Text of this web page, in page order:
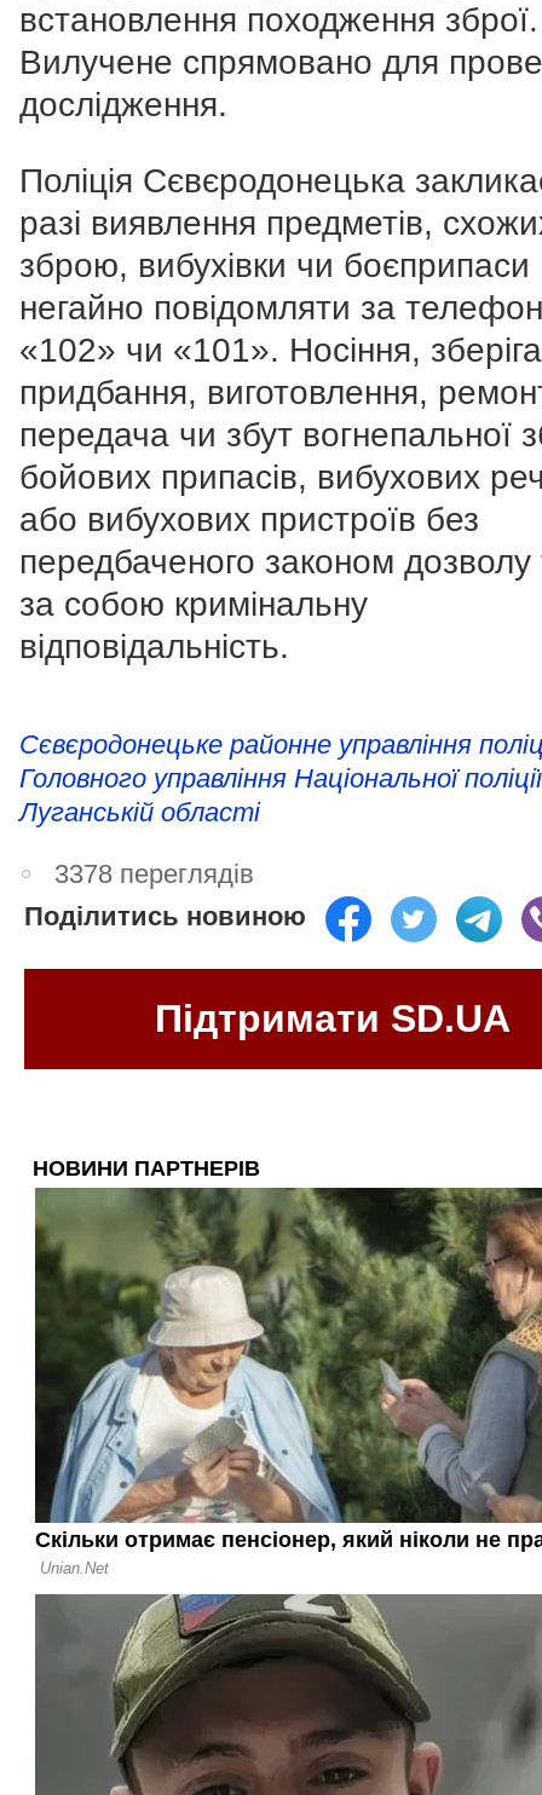
встановлення походження зброї.
Вилучене спрямовано для
дослідження.
Поліція Сєвєродонецька
разі виявлення предметів,
зброю, вибухівки чи боєприпаси
негайно повідомляти за
«102» чи «101». Носіння,
придбання, виготовлення,
передача чи збут вогнепальної
бойових припасів, вибухових
або вибухових пристроїв без
передбаченого законом дозволу
за собою кримінальну
відповідальність.
Сєвєродонецьке районне управління
Головного управління Національної
Луганській області
3378 переглядів
Поділитись новиною
Підтримати SD.UA